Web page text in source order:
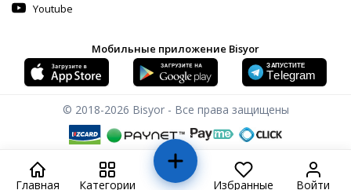
Youtube
Мобильные приложение Bisyor
© 2018-2026 Bisyor - Все права защищены
Главная Категории Избранные Войти